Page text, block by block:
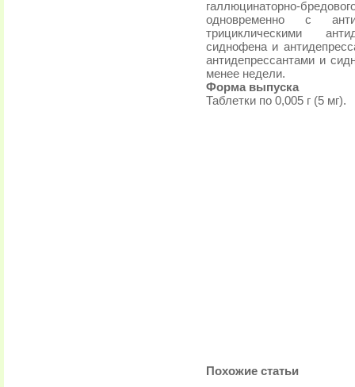
галлюцинаторно-
одновременно с
трициклическими
сиднофена и
антидепрессантами и
менее недели.
Форма выпуска
Таблетки по 0,005 г (5 мг).
Похожие статьи